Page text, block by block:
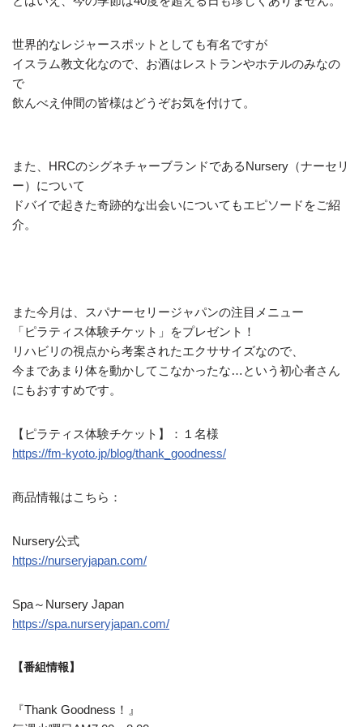
世界的なレジャースポットとしても有名ですが
イスラム教文化なので、お酒はレストランやホテルのみなの
で
飲んべえ仲間の皆様はどうぞお気を付けて。
また、HRCのシグネチャーブランドであるNursery（ナーセリ
ー）について
ドバイで起きた奇跡的な出会いについてもエピソードをご紹
介。
また今月は、スパナーセリージャパンの注目メニュー
「ピラティス体験チケット」をプレゼント！
リハビリの視点から考案されたエクササイズなので、
今まであまり体を動かしてこなかったな…という初心者さん
にもおすすめです。
【ピラティス体験チケット】：１名様
https://fm-kyoto.jp/blog/thank_goodness/
商品情報はこちら：
Nursery公式
https://nurseryjapan.com/
Spa～Nursery Japan
https://spa.nurseryjapan.com/
【番組情報】
『Thank Goodness！』